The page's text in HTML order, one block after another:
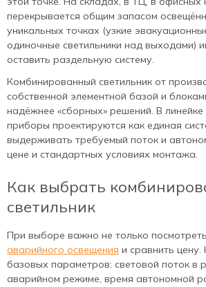
перекрывается общим запасом
уникальных точках (узкие
одиночные светильники над выходами)
оставить раздельную систему.
Комбинированный светильник от
собственной элементной базой и
надёжнее «сборных» решений. В линейке
приборы проектируются как единая
выдерживать требуемый поток и
цене и стандартных условиях монтажа.
Как выбрать
светильник
При выборе важно не только посмотреть
аварийного освещения и сравнить цену.
базовых параметров: световой поток в
аварийном режиме, время автономной